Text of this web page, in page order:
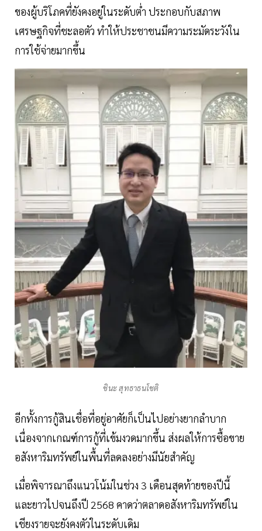
ของผู้บริโภคที่ยังคงอยู่ในระดับตํ่า ประกอบกับสภาพ
เศรษฐกิจที่ชะลอตัว ทำให้ประชาชนมีความระมัดระวังใน
การใช้จ่ายมากขึ้น
ชินะ สุทธาธนโชติ
อีกทั้งการกู้สินเชื่อที่อยู่อาศัยก็เป็นไปอย่างยากลำบาก
เนื่องจากเกณฑ์การกู้ที่เข้มงวดมากขึ้น ส่งผลให้การซื้อขาย
อสังหาริมทรัพย์ในพื้นที่ลดลงอย่างมีนัยสำคัญ
เมื่อพิจารณาถึงแนวโน้มในช่วง 3 เดือนสุดท้ายของปีนี้
และยาวไปจนถึงปี 2568 คาดว่าตลาดอสังหาริมทรัพย์ใน
เชียงรายจะยังคงตัวในระดับเดิม